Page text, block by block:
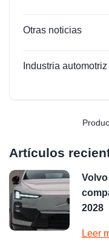
Otras noticias
Industria automotriz
Artículos
2028
Leer